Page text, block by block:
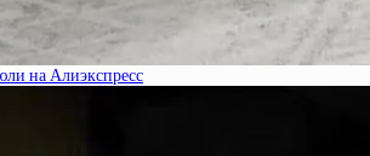
на Алиэкспресс